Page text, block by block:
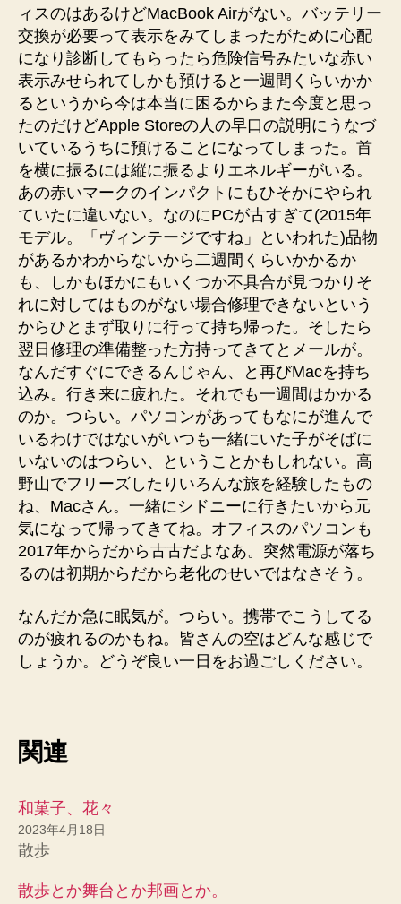
ィスのはあるけどMacBook Airがない。バッテリー
交換が必要って表示をみてしまったがために心配
になり診断してもらったら危険信号みたいな赤い
表示みせられてしかも預けると一週間くらいかか
るというから今は本当に困るからまた今度と思っ
たのだけどApple Storeの人の早口の説明にうなづ
いているうちに預けることになってしまった。首
を横に振るには縦に振るよりエネルギーがいる。
あの赤いマークのインパクトにもひそかにやられ
ていたに違いない。なのにPCが古すぎて(2015年
モデル。「ヴィンテージですね」といわれた)品物
があるかわからないから二週間くらいかかるか
も、しかもほかにもいくつか不具合が見つかりそ
れに対してはものがない場合修理できないという
からひとまず取りに行って持ち帰った。そしたら
翌日修理の準備整った方持ってきてとメールが。
なんだすぐにできるんじゃん、と再びMacを持ち
込み。行き来に疲れた。それでも一週間はかかる
のか。つらい。パソコンがあってもなにが進んで
いるわけではないがいつも一緒にいた子がそばに
いないのはつらい、ということかもしれない。高
野山でフリーズしたりいろんな旅を経験したもの
ね、Macさん。一緒にシドニーに行きたいから元
気になって帰ってきてね。オフィスのパソコンも
2017年からだから古古だよなあ。突然電源が落ち
るのは初期からだから老化のせいではなさそう。
なんだか急に眠気が。つらい。携帯でこうしてる
のが疲れるのかもね。皆さんの空はどんな感じで
しょうか。どうぞ良い一日をお過ごしください。
関連
和菓子、花々
2023年4月18日
散歩
散歩とか舞台とか邦画とか。